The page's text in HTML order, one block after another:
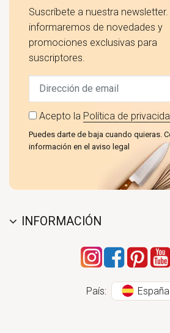
Suscríbete a nuestra newsletter.
informaremos de novedades y
promociones exclusivas para
suscriptores.
Acepto la Política de
Puedes darte de baja cuando quieras.
información en el aviso legal
INFORMACIÓN
País: España